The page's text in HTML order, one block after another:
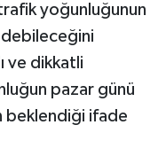
yoğunluğunun
ve dikkatli
pazar günü
beklendiği ifade